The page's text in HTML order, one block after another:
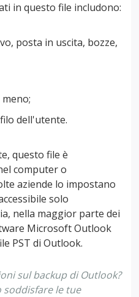
in questo file includono:
posta in uscita, bozze,
dell'utente.
questo file è
computer o
aziende lo impostano
solo
nella maggior parte dei
Microsoft Outlook
PST di Outlook.
sul backup di Outlook?
le tue